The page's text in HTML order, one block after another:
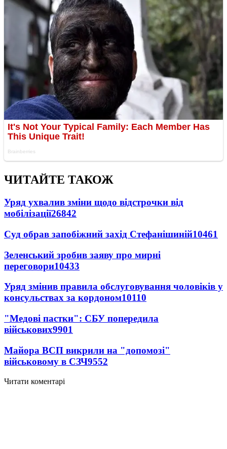
ЧИТАЙТЕ ТАКОЖ
Уряд ухвалив зміни щодо відстрочки від
мобілізації26842
Суд обрав запобіжний захід Стефанішиній10461
Зеленський зробив заяву про мирні
переговори10433
Уряд змінив правила обслуговування чоловіків у
консульствах за кордоном10110
"Медові пастки": СБУ попередила
військових9901
Майора ВСП викрили на "допомозі"
військовому в СЗЧ9552
Читати коментарі